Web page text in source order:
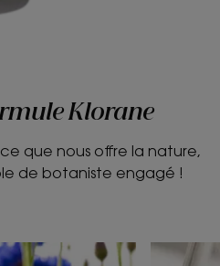
Klorane
que nous offre la nature,
de botaniste engagé !